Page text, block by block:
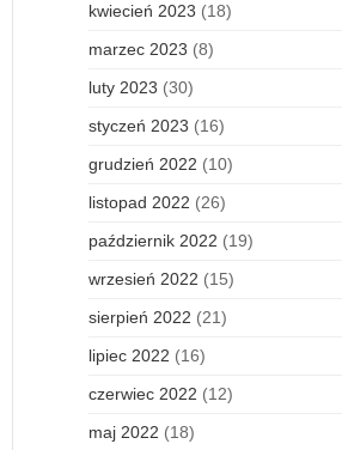
kwiecień 2023 (18)
marzec 2023 (8)
luty 2023 (30)
styczeń 2023 (16)
grudzień 2022 (10)
listopad 2022 (26)
październik 2022 (19)
wrzesień 2022 (15)
sierpień 2022 (21)
lipiec 2022 (16)
czerwiec 2022 (12)
maj 2022 (18)